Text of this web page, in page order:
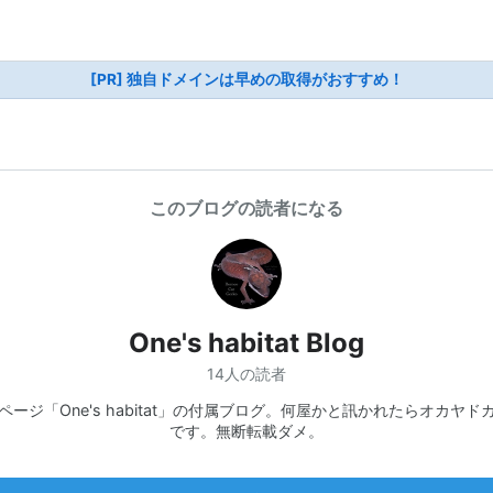
[PR] 独自ドメインは早めの取得がおすすめ！
このブログの読者になる
One's habitat Blog
14人の読者
ージ「One's habitat」の付属ブログ。何屋かと訊かれたらオカヤド
です。無断転載ダメ。